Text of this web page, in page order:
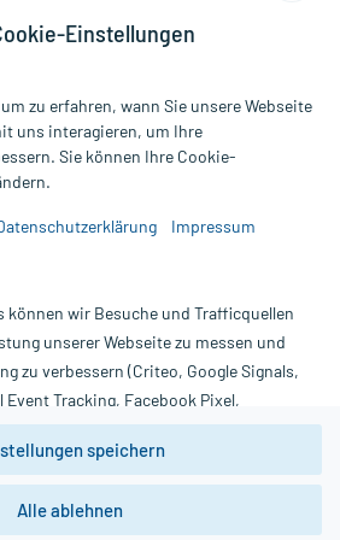
ggf. zzgl. Versandkosten
werden ausschließlich für
durch einen Arzt. Bitte
können. | Diese Webseite benutzt
Sie bitte dazu die wichtigen Hinweise in
Für den Widerruf einer Bestellung
und Bewertungen
Einstellungen
zu erfahren, wann Sie unsere Webseite
uns interagieren, um Ihre
Sie können Ihre Cookie-
Impressum
können wir Besuche und Trafficquellen
unserer Webseite zu messen und
zu verbessern (Criteo, Google Signals,
Event Tracking, Facebook Pixel,
hin, dass die
Europäischen Anforderungen gem. EU-
und ein Datentransfer in Drittstaaten bzw.
speichern
Alle ablehnen